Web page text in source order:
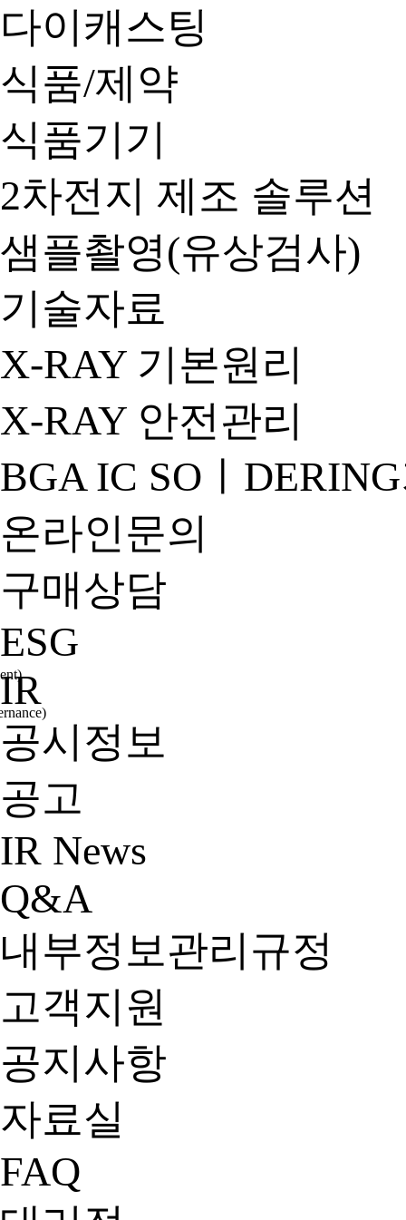
다이캐스팅
식품/제약
식품기기
2차전지 제조 솔루션
샘플촬영(유상검사)
기술자료
X-RAY 기본원리
X-RAY 안전관리
BGA IC SOㅣ
온라인문의
구매상담
ESG
IR
공시정보
공고
IR News
Q&A
내부정보관리규정
고객지원
공지사항
자료실
FAQ